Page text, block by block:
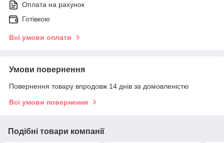
Оплата на рахунок
Готівкою
Всі умови оплати
Умови повернення
Повернення товару впродовж 14 днів за домовленістю
Всі умови повернення
Подібні товари компанії